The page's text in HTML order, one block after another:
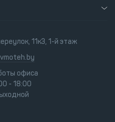
11к3, 1-й этаж
офиса
- 18:00